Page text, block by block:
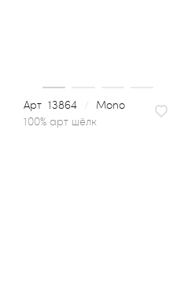
13864
Mono
100% арт шёлк